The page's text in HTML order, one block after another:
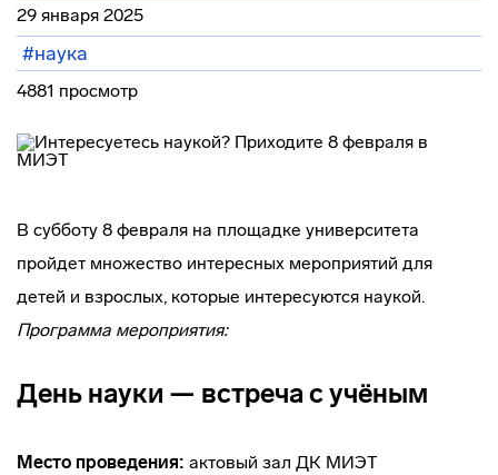
29 января 2025
#наука
4881 просмотр
В субботу 8 февраля на площадке университета
пройдет множество интересных мероприятий для
детей и взрослых, которые интересуются наукой.
Программа мероприятия:
День науки — встреча с учёным
Место проведения: актовый зал ДК МИЭТ